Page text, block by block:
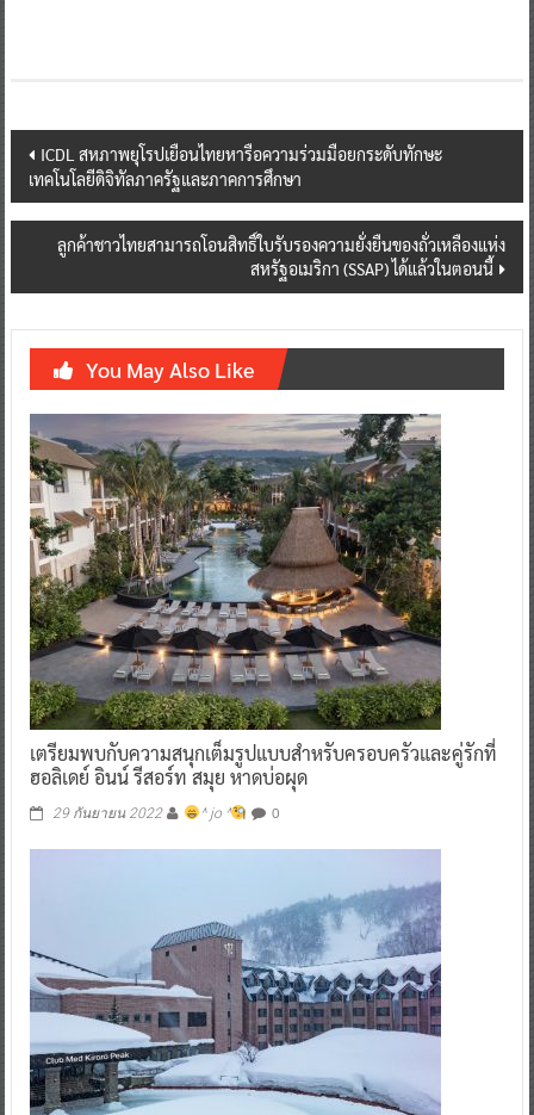
Post
navigation
ICDL สหภาพยุโรปเยือนไทยหารือความร่วมมือยกระดับทักษะ
เทคโนโลยีดิจิทัลภาครัฐและภาคการศึกษา
ลูกค้าชาวไทยสามารถโอนสิทธิ์ใบรับรองความยั่งยืนของถั่วเหลืองแห่ง
สหรัฐอเมริกา (SSAP) ได้แล้วในตอนนี้
You May Also Like
เตรียมพบกับความสนุกเต็มรูปแบบสำหรับครอบครัวและคู่รักที่
ฮอลิเดย์ อินน์ รีสอร์ท สมุย หาดบ่อผุด
29 กันยายน 2022 ^ jo ^ 0